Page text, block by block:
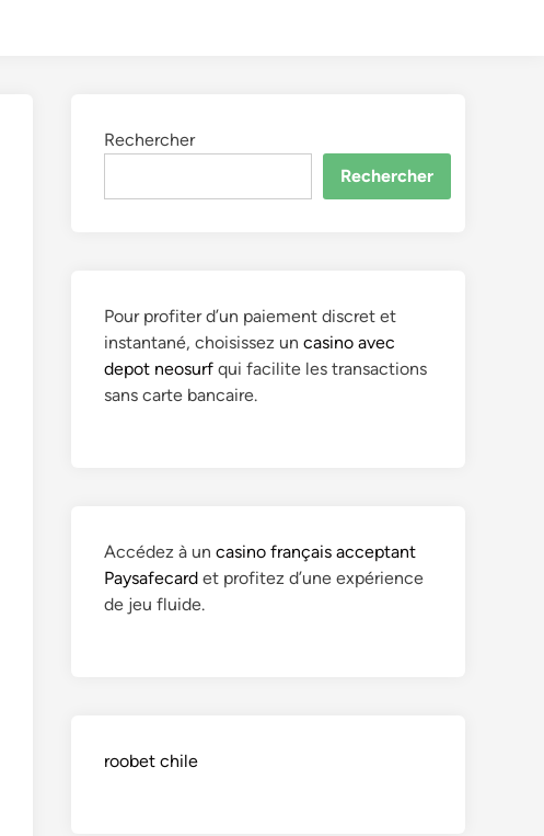
Rechercher
Rechercher
Pour profiter d’un paiement discret et
instantané, choisissez un casino avec
depot neosurf qui facilite les transactions
sans carte bancaire.
Accédez à un casino français acceptant
Paysafecard et profitez d’une expérience
de jeu fluide.
roobet chile